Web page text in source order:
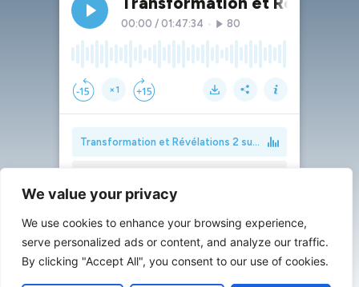
We value your privacy
We use cookies to enhance your browsing experience,
serve personalized ads or content, and analyze our traffic.
By clicking "Accept All", you consent to our use of cookies.